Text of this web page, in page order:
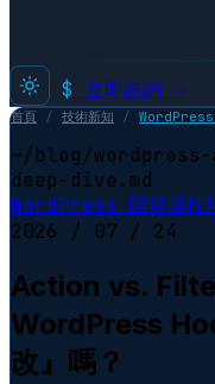
$ 立即諮詢 →
首頁 / 技術新知 / WordPress
~/blog/
deep-dive.md
WordPress 開發與技
2026 / 07 / 24
Action vs.
WordPress
改』嗎？